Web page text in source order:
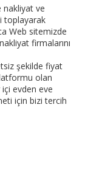
nakliyat ve
toplayarak
Web sitemizde
firmalarını
şekilde fiyat
olan
evden eve
için bizi tercih